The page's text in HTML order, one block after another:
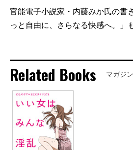
官能電子小説家・内藤みか氏の書
っと自由に、さらなる快感へ。」
Related Books マガジ